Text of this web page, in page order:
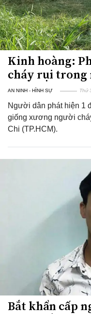
Kinh hoàng:
cháy rụi trong
AN NINH - HÌNH SỰ Thứ
Người dân phát hiện 1
giống xương người
Chi (TP.HCM).
Bắt khẩn cấp